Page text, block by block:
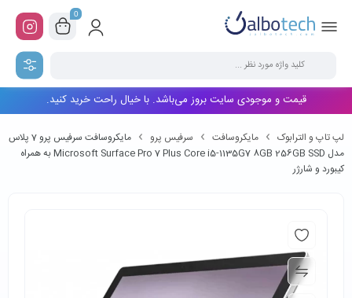
0
قیمت و موجودی سایت بروز می‌باشد. با خیال راحت خرید کنید.
لپ تاپ و الترابوک مایکروسافت سرفیس پرو
مایکروسافت سرفیس پرو 7 پلاس
مدل Microsoft Surface Pro 7 Plus Core i5-1135G7 8GB 256GB SSD به همراه
کیبورد و شارژر